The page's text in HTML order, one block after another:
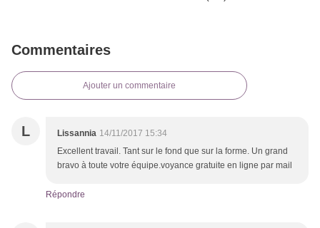
Commentaires
Ajouter un commentaire
L Lissannia 14/11/2017 15:34
Excellent travail. Tant sur le fond que sur la forme. Un grand
bravo à toute votre équipe.voyance gratuite en ligne par mail
Répondre